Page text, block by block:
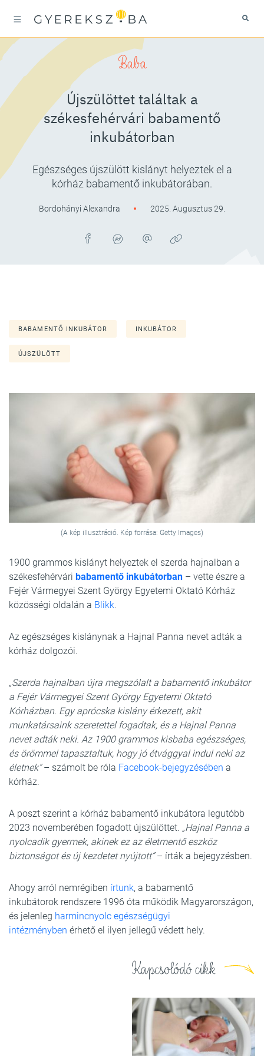
Baba
Újszülöttet találtak a
székesfehérvári babamentő
inkubátorban
Egészséges újszülött kislányt helyeztek el a
kórház babamentő inkubátorában.
Bordohányi Alexandra 2025. Augusztus 29.
BABAMENTŐ INKUBÁTOR INKUBÁTOR
ÚJSZÜLÖTT
(A kép illusztráció. Kép forrása: Getty Images)
1900 grammos kislányt helyeztek el szerda hajnalban a
székesfehérvári babamentő inkubátorban – vette észre a
Fejér Vármegyei Szent György Egyetemi Oktató Kórház
közösségi oldalán a Blikk.
Az egészséges kislánynak a Hajnal Panna nevet adták a
kórház dolgozói.
„Szerda hajnalban újra megszólalt a babamentő inkubátor
a Fejér Vármegyei Szent György Egyetemi Oktató
Kórházban. Egy aprócska kislány érkezett, akit
munkatársaink szeretettel fogadtak, és a Hajnal Panna
nevet adták neki. Az 1900 grammos kisbaba egészséges,
és örömmel tapasztaltuk, hogy jó étvággyal indul neki az
életnek”– számolt be róla Facebook-bejegyzésében a
kórház.
A poszt szerint a kórház babamentő inkubátora legutóbb
2023 novemberében fogadott újszülöttet. „Hajnal Panna a
nyolcadik gyermek, akinek ez az életmentő eszköz
biztonságot és új kezdetet nyújtott”– írták a bejegyzésben.
Ahogy arról nemrégiben írtunk, a babamentő
inkubátorok rendszere 1996 óta működik Magyarországon,
és jelenleg harmincnyolc egészségügyi
intézményben érhető el ilyen jellegű védett hely.
Kapcsolódó cikk